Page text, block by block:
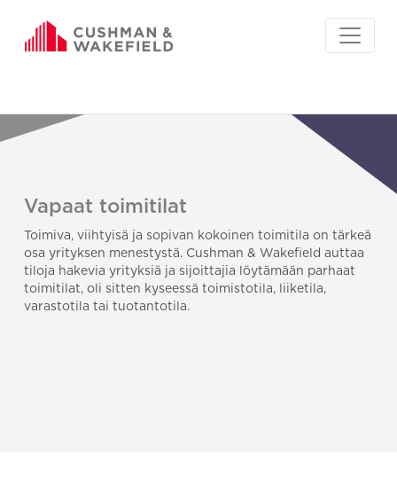
Vapaat toimitilat
Toimiva, viihtyisä ja sopivan kokoinen toimitila on tärkeä
osa yrityksen menestystä. Cushman & Wakefield auttaa
tiloja hakevia yrityksiä ja sijoittajia löytämään parhaat
toimitilat, oli sitten kyseessä toimistotila, liiketila,
varastotila tai tuotantotila.